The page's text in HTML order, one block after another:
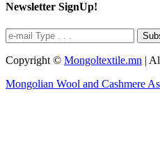
Newsletter SignUp!
Copyright © Mongoltextile.mn |
Mongolian Wool and Cashmere